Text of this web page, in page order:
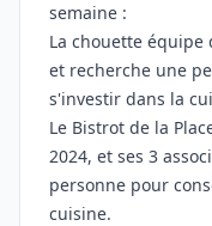
semaine :
La chouette
et recherche une
s'investir dans la
Le Bistrot de la
2024, et ses 3
personne pour
cuisine.